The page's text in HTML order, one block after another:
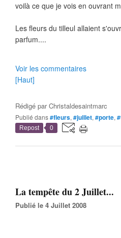
voilà ce que je vois en ouvrant
Les fleurs du tilleul allaient
parfum....
Voir les commentaires
[Haut]
Rédigé parChristaldesaintmarc
Publié dans#fleurs, #juillet, #porte,
Repost 0
La tempête du 2 Juillet...
Publié le 4 Juillet 2008